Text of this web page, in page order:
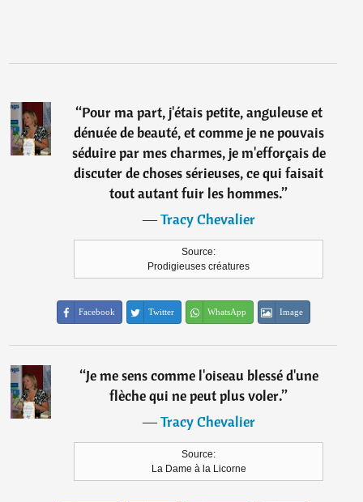
“Pour ma part, j'étais petite, anguleuse et
dénuée de beauté, et comme je ne pouvais
séduire par mes charmes, je m'efforçais de
discuter de choses sérieuses, ce qui faisait
tout autant fuir les hommes.”
―Tracy Chevalier
Source:
Prodigieuses créatures
Facebook Twitter WhatsApp Image
“Je me sens comme l'oiseau blessé d'une
flèche qui ne peut plus voler.”
―Tracy Chevalier
Source:
La Dame à la Licorne